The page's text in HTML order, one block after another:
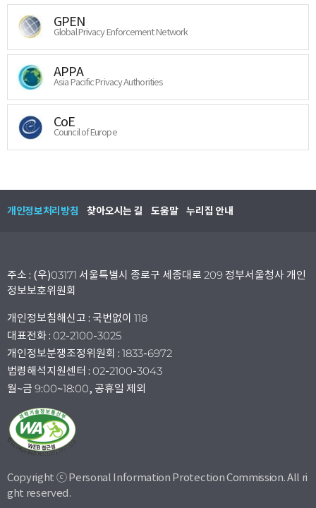
GPEN
Global Privacy Enforcement Network
APPA
Asia Pacific Privacy Authorities
CoE
Council of Europe
개인정보처리방침 찾아오시는 길 도움말 누리집 안내
주소 : (우)03171 서울특별시 종로구 세종대로 209 정부서울청사 개인
정보보호위원회
개인정보침해신고 : 국번없이 118
대표전화 : 02-2100-3025
개인정보분쟁조정위원회 : 1833-6972
법령해석지원센터 : 02-2100-3043
월~금 9:00~18:00, 공휴일 제외
Copyright ⓒ Personal Information Protection Commission. All ri
ght reserved.